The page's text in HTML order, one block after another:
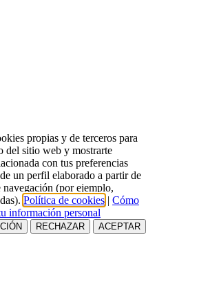
propias y de terceros para
del sitio web y mostrarte
con tus preferencias
un perfil elaborado a partir de
navegación (por ejemplo,
Política de cookies | Cómo
información personal
RECHAZAR ACEPTAR